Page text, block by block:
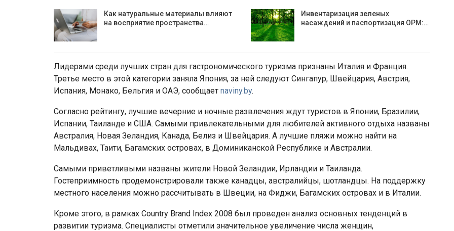
Как натуральные материалы влияют
на восприятие пространства…
Инвентаризация зеленых
насаждений и паспортизация ОРМ:…
Лидерами среди лучших стран для гастрономического туризма признаны Италия и Франция.
Третье место в этой категории заняла Япония, за ней следуют Сингапур, Швейцария, Австрия,
Испания, Монако, Бельгия и ОАЭ, сообщает naviny.by.
Согласно рейтингу, лучшие вечерние и ночные развлечения ждут туристов в Японии, Бразилии,
Испании, Таиланде и США. Самыми привлекательными для любителей активного отдыха названы
Австралия, Новая Зеландия, Канада, Белиз и Швейцария. А лучшие пляжи можно найти на
Мальдивах, Таити, Багамских островах, в Доминиканской Республике и Австралии.
Самыми приветливыми названы жители Новой Зеландии, Ирландии и Таиланда.
Гостеприимность продемонстрировали также канадцы, австралийцы, шотландцы. На поддержку
местного населения можно рассчитывать в Швеции, на Фиджи, Багамских островах и в Италии.
Кроме этого, в рамках Country Brand Index 2008 был проведен анализ основных тенденций в
развитии туризма. Специалисты отметили значительное увеличение числа женщин,